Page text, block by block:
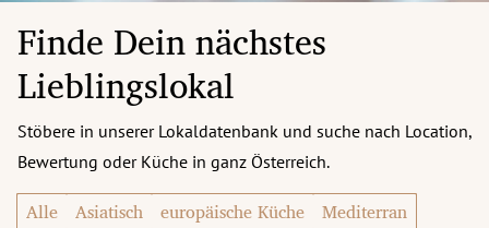
Finde Dein nächstes
Lieblingslokal
Stöbere in unserer Lokaldatenbank und suche nach Location,
Bewertung oder Küche in ganz Österreich.
Alle Asiatisch europäische Küche
Mediterran